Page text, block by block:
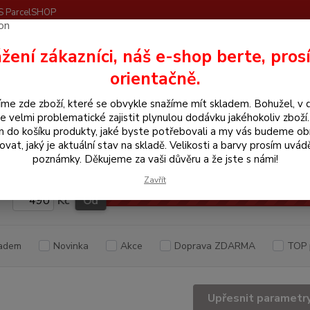
ParcelSHOP
Hledat
pro koně Dečky
Upřesnit
Kč Od
Novinka Akce Doprava ZDARMA
zákazníci, náš e-shop berte,
orientačně.
zde zboží, které se obvykle snažíme mít skladem. Bohužel, v
velmi problematické zajistit plynulou dodávku jakéhokoliv
do košíku produkty, jaké byste potřebovali a my vás budeme
jaký je aktuální stav na skladě. Velikosti a barvy prosím
poznámky. Děkujeme za vaši důvěru a že jste s námi!
Zavřít